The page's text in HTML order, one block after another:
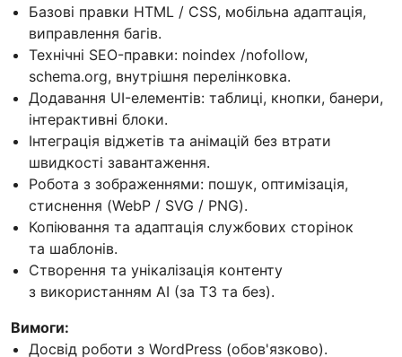
Базові правки HTML / CSS, мобільна адаптація,
виправлення багів.
Технічні SEO-правки: noindex /nofollow,
schema.org, внутрішня перелінковка.
Додавання UI-елементів: таблиці, кнопки, банери,
інтерактивні блоки.
Інтеграція віджетів та анімацій без втрати
швидкості завантаження.
Робота з зображеннями: пошук, оптимізація,
стиснення (WebP / SVG / PNG).
Копіювання та адаптація службових сторінок
та шаблонів.
Створення та унікалізація контенту
з використанням AI (за ТЗ та без).
Вимоги:
Досвід роботи з WordPress (обов'язково).